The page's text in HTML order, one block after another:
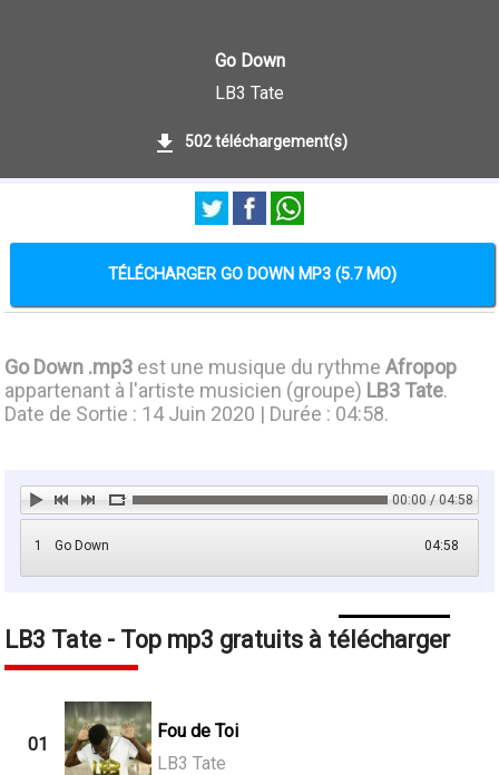
Go Down
LB3 Tate
502 téléchargement(s)
TÉLÉCHARGER GO DOWN MP3 (5.7 MO)
Go Down .mp3 est une musique du rythmeAfropop
appartenant à l'artiste musicien (groupe) LB3 Tate.
Date de Sortie : 14 Juin 2020 | Durée : 04:58.
00:00 / 04:58
1 04:58
Go Down
LB3 Tate - Top mp3 gratuits à télécharger
01
Fou de Toi
LB3 Tate